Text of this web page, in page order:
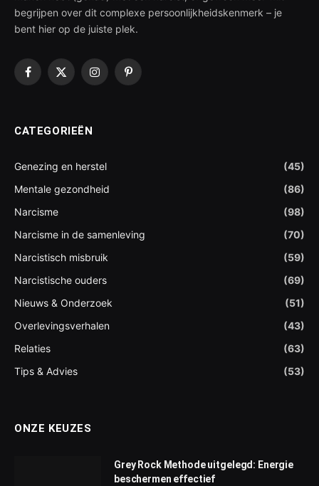
begrijpen over dit complexe persoonlijkheidskenmerk – je
bent hier op de juiste plek.
Facebook
X
InstagramPinterest
CATEGORIEËN
Genezing en herstel
(45)
Mentale gezondheid
(86)
Narcisme
(98)
Narcisme in de samenleving
(70)
Narcistisch misbruik
(59)
Narcistische ouders
(69)
Nieuws & Onderzoek
(51)
Overlevingsverhalen
(43)
Relaties
(63)
Tips & Advies
(53)
ONZE KEUZES
Grey Rock Methode uitgelegd: Energie
beschermen effectief